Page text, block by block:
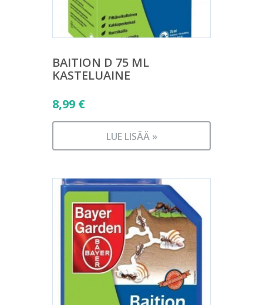
BAITION D 75 ML
KASTELUAINE
8,99 €
LUE LISÄÄ »